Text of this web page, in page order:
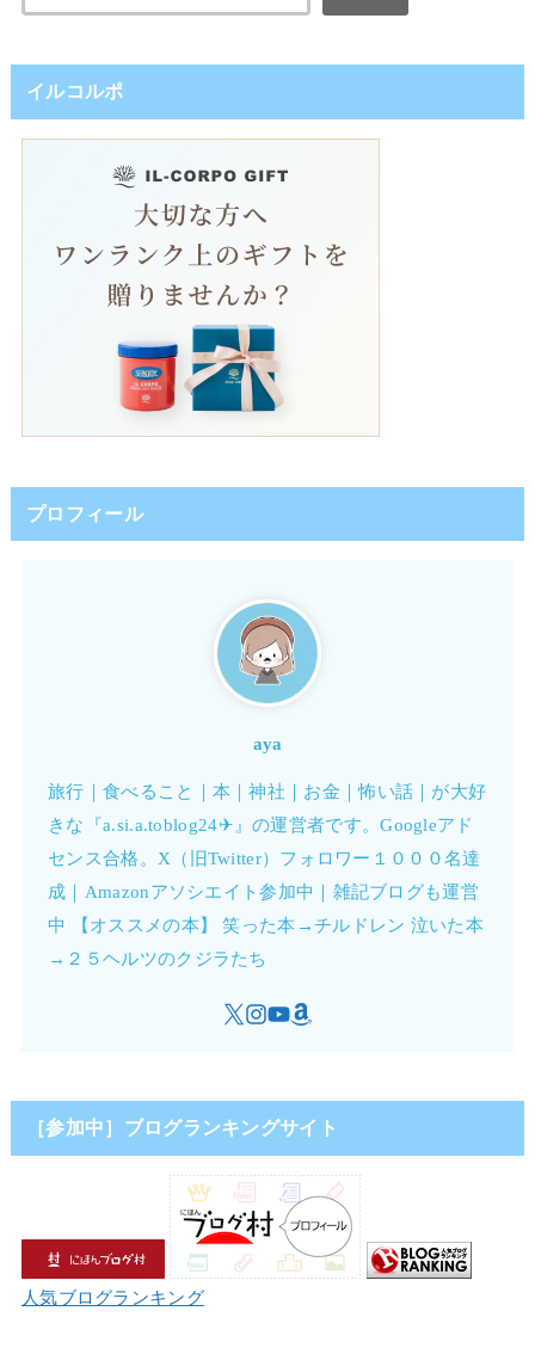
イルコルポ
プロフィール
aya
旅行｜食べること｜本｜神社｜お金｜怖い話｜が大好
きな『a.si.a.toblog24✈︎』の運営者です。Googleアド
センス合格。X（旧Twitter）フォロワー１０００名達
成｜Amazonアソシエイト参加中｜雑記ブログも運営
中 【オススメの本】 笑った本→チルドレン 泣いた本
→２５ヘルツのクジラたち
［参加中］ブログランキングサイト
人気ブログランキング